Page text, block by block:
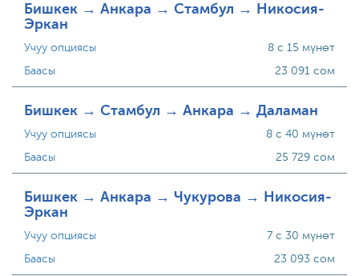
Бишкек → Анкара → Стамбул → Никосия-
Эркан
Учуу опциясы
Баасы
8 с 15 мүнөт
23 091 сом
Бишкек → Стамбул → Анкара → Даламан
Учуу опциясы
Баасы
8 с 40 мүнөт
25 729 сом
Бишкек → Анкара → Чукурова → Никосия-
Эркан
Учуу опциясы
Баасы
7 с 30 мүнөт
23 093 сом